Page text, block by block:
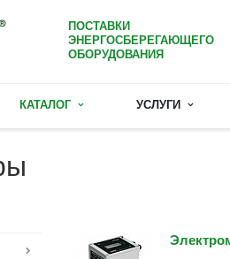
ПОСТАВКИ
ЭНЕРГОСБЕРЕГАЮЩЕГО
ОБОРУДОВАНИЯ
КАТАЛОГ УСЛУГИ